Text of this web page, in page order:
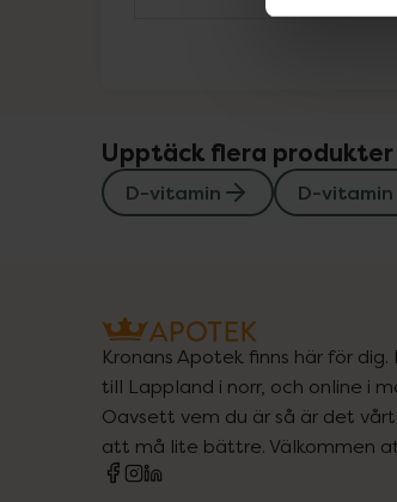
Upptäck flera produkter
D-vitamin D-vitamin
Kronans Apotek finns här för
till Lappland i norr, och online i
Oavsett vem du är så är det
att må lite bättre. Välkommen